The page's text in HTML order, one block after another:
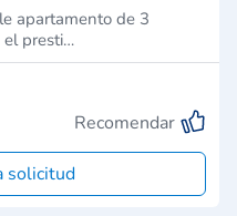
apartamento de 3
el presti…
Recomendar
solicitud